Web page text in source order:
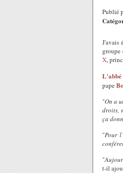
Publié
J'avais
X,
pape
"On a
droits,
ça
"Pour
"
t-il